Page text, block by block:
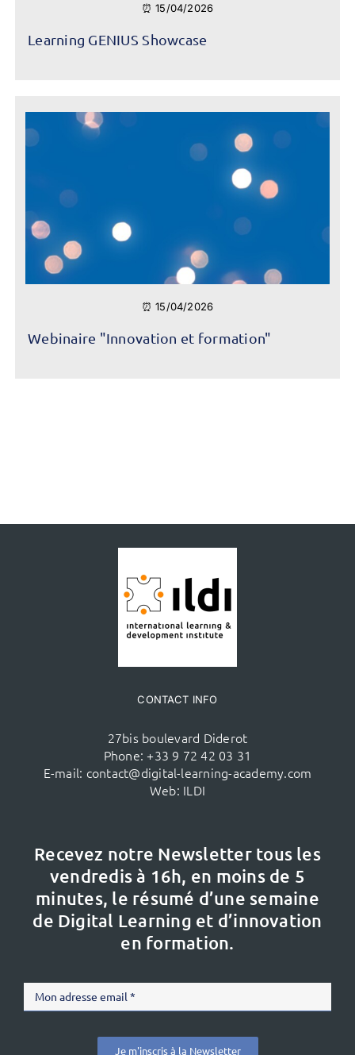
⏰ 15/04/2026
Learning GENIUS Showcase
⏰ 15/04/2026
Webinaire "Innovation et formation"
CONTACT INFO
27bis boulevard Diderot
Phone: +33 9 72 42 03 31
E-mail: contact@digital-learning-academy.com
Web: ILDI
Recevez notre Newsletter tous les
vendredis à 16h, en moins de 5
minutes, le résumé d’une semaine
de Digital Learning et d’innovation
en formation.
Je m'inscris à la Newsletter